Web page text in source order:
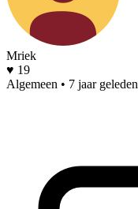
Mriek
♥ 19
Algemeen • 7 jaar geleden